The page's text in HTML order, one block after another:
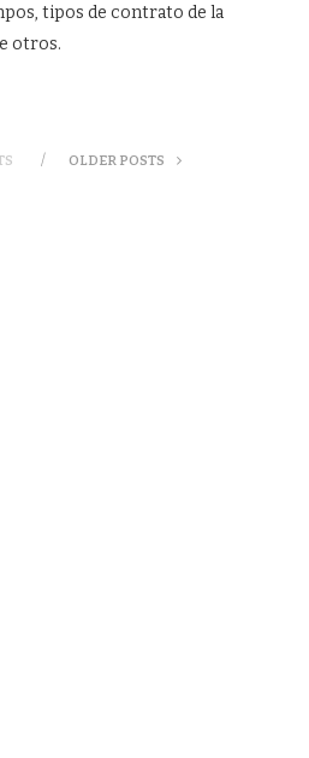
tipos de contrato de la
otros.
OLDER POSTS